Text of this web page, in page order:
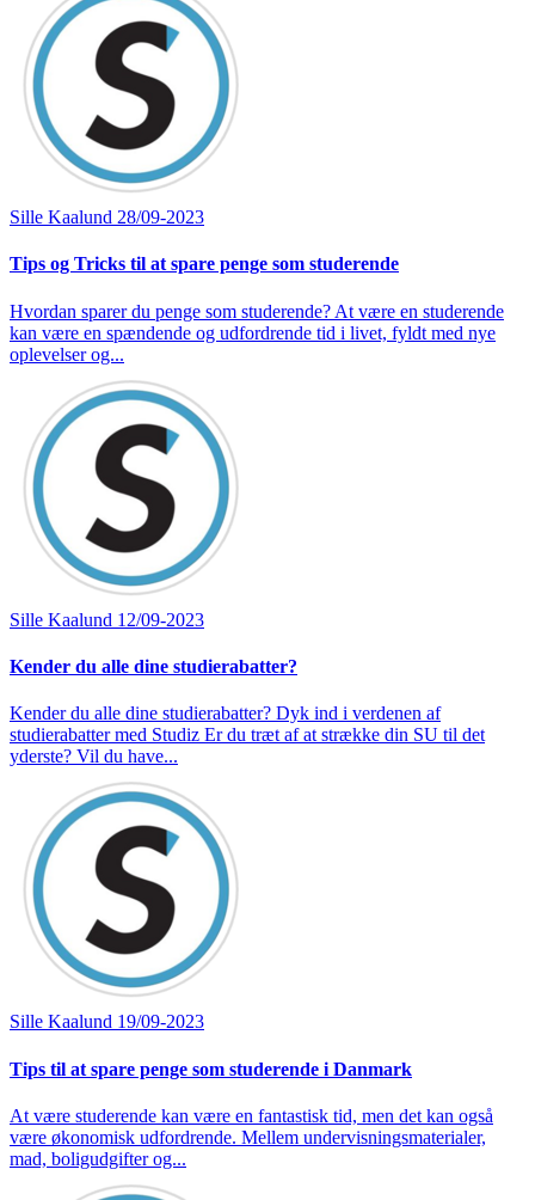
Sille Kaalund 28/09-2023
Tips og Tricks til at spare penge som studerende
Hvordan sparer du penge som studerende? At være en studerende
kan være en spændende og udfordrende tid i livet, fyldt med nye
oplevelser og...
Sille Kaalund 12/09-2023
Kender du alle dine studierabatter?
Kender du alle dine studierabatter? Dyk ind i verdenen af
studierabatter med Studiz Er du træt af at strække din SU til det
yderste? Vil du have...
Sille Kaalund 19/09-2023
Tips til at spare penge som studerende i Danmark
At være studerende kan være en fantastisk tid, men det kan også
være økonomisk udfordrende. Mellem undervisningsmaterialer,
mad, boligudgifter og...